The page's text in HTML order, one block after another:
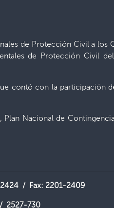
de Protección Civil a los
de Protección Civil
contó con la participación
Nacional de
/ Fax: 2201-2409
2527-730